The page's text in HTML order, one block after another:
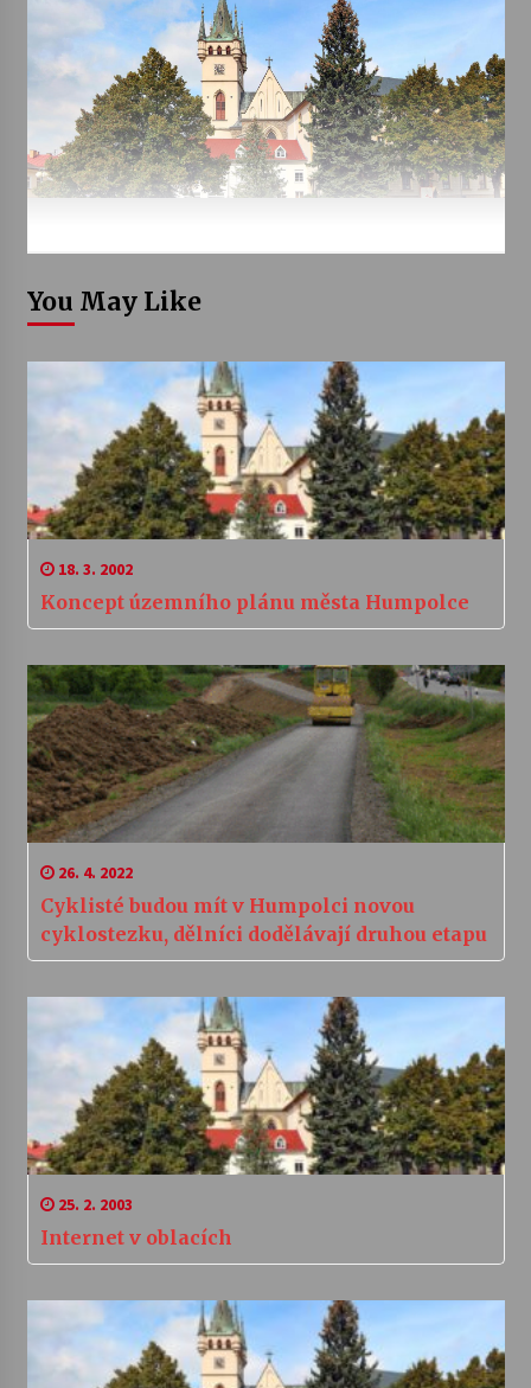
You May Like
18. 3. 2002
Koncept územního plánu města Humpolce
26. 4. 2022
Cyklisté budou mít v Humpolci novou
cyklostezku, dělníci dodělávají druhou etapu
25. 2. 2003
Internet v oblacích